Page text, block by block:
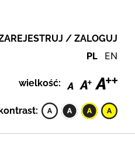
/ ZALOGUJ
PL EN
wielkość: